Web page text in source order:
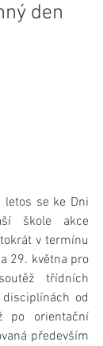
den
se ke Dni
škole akce
v termínu
29. května pro
třídních
od
po orientační
především